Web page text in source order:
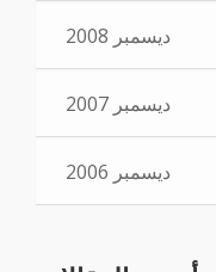
ديسمبر 2008
ديسمبر 2007
ديسمبر 2006